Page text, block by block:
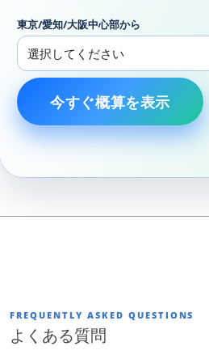
東京/愛知/大阪中心部から
今すぐ概算を表示
FREQUENTLY ASKED QUESTIONS
よくある質問